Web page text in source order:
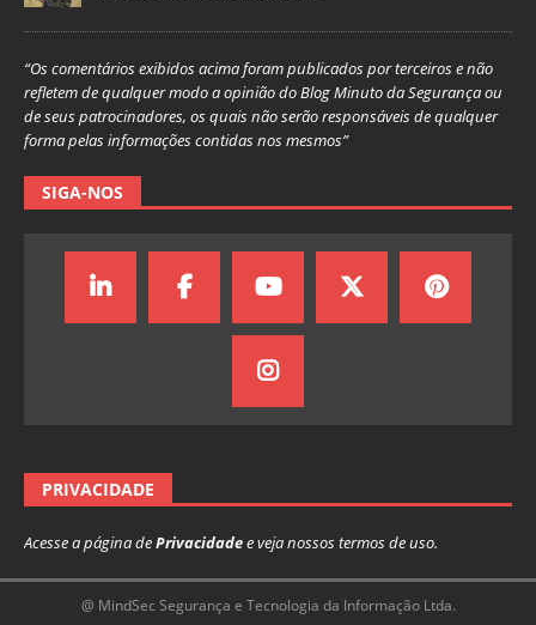
“Os comentários exibidos acima foram publicados por terceiros e não
refletem de qualquer modo a opinião do Blog Minuto da Segurança ou
de seus patrocinadores, os quais não serão responsáveis de qualquer
forma pelas informações contidas nos mesmos”
SIGA-NOS
PRIVACIDADE
Acesse a página dePrivacidadee veja nossos termos de uso.
@ MindSec Segurança e Tecnologia da Informação Ltda.